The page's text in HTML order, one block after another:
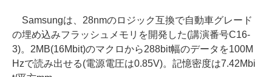
Samsungは、28nmのロジック互換で自動車グレード
の埋め込みフラッシュメモリを開発した(講演番号C16-
3)。2MB(16Mbit)のマクロから288bit幅のデータを100M
Hzで読み出せる(電源電圧は0.85V)。記憶密度は7.42Mbi